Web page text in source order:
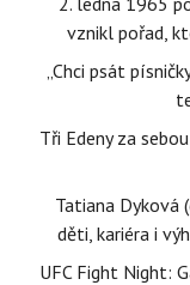
vznikl pořad,
„Chci psát
Tři Edeny za
Tatiana Dyková
děti, kariéra i
UFC Fight Night: